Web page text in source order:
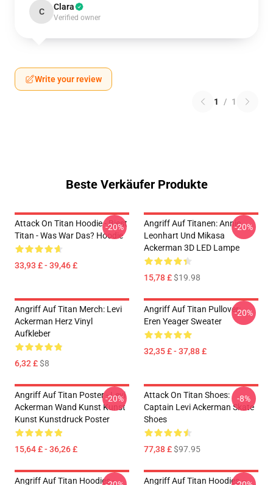
C Clara
Verified owner
Write your review
1 / 1
Beste Verkäufer Produkte
Attack On Titan Hoodie - Biest
Titan - Was War Das? Hoodie
33,93 £ - 39,46 £
-20%
Angriff Auf Titanen: Annie
Leonhart Und Mikasa
Ackerman 3D LED Lampe
15,78 £$19.98
-20%
Angriff Auf Titan Merch: Levi
Ackerman Herz Vinyl
Aufkleber
6,32 £$8
Angriff Auf Titan Pullover:
Eren Yeager Sweater
32,35 £ - 37,88 £
-20%
Angriff Auf Titan Poster - Levi
Ackerman Wand Kunst Kunst
Kunst Kunstdruck Poster
15,64 £ - 36,26 £
-20%
Attack On Titan Shoes:
Captain Levi Ackerman Skate
Shoes
77,38 £$97.95
-8%
Angriff Auf Titan Hoodies -
Angriff Auf Titan Hoodies –